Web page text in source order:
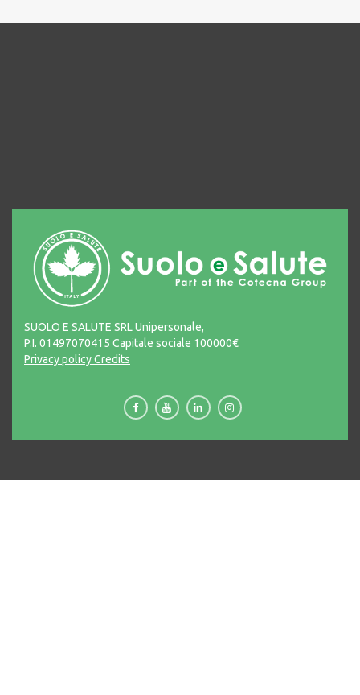
SUOLO E SALUTE SRL Unipersonale,
P.I. 01497070415 Capitale sociale 100000€
Privacy policyCredits